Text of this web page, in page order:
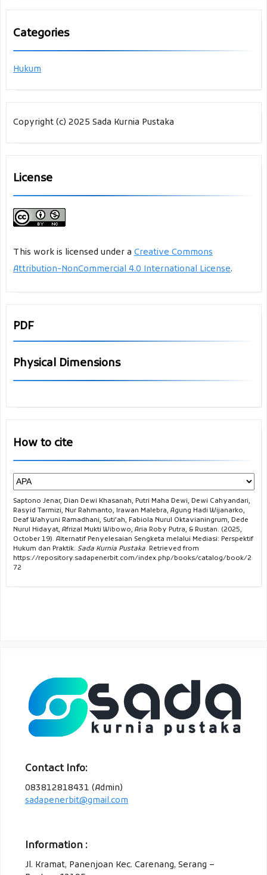
Categories
Hukum
Copyright (c) 2025 Sada Kurnia Pustaka
License
This work is licensed under a Creative Commons
Attribution-NonCommercial 4.0 International License.
PDF
Physical Dimensions
How to cite
Saptono Jenar, Dian Dewi Khasanah, Putri Maha Dewi, Dewi Cahyandari,
Rasyid Tarmizi, Nur Rahmanto, Irawan Malebra, Agung Hadi Wijanarko,
Deaf Wahyuni Ramadhani, Suti’ah, Fabiola Nurul Oktavianingrum, Dede
Nurul Hidayat, Afrizal Mukti Wibowo, Aria Roby Putra, & Rustan. (2025,
October 19). Alternatif Penyelesaian Sengketa melalui Mediasi: Perspektif
Hukum dan Praktik. Sada Kurnia Pustaka. Retrieved from
https://repository.sadapenerbit.com/index.php/books/catalog/book/2
72
Contact Info:
083812818431 (Admin)
sadapenerbit@gmail.com
Information :
Jl. Kramat, Panenjoan Kec. Carenang, Serang –